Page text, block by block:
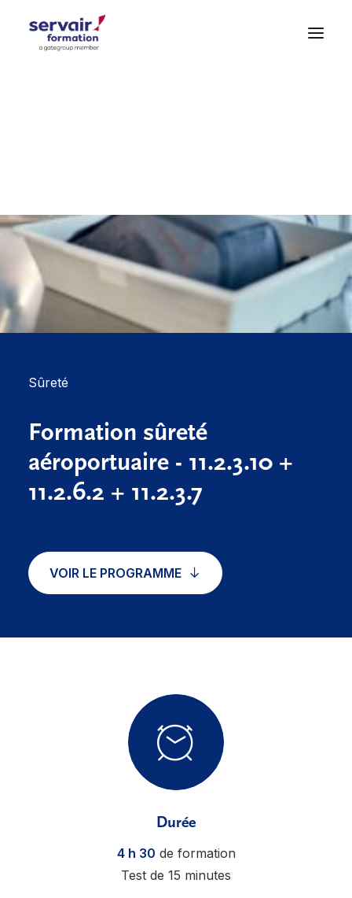
Sûreté
Formation sûreté
aéroportuaire - 11.2.3.10 +
11.2.6.2 + 11.2.3.7
VOIR LE PROGRAMME
Durée
4 h 30 de formation
Test de 15 minutes